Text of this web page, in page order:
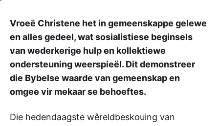
Vroeë Christene het in gemeenskappe gelewe
en alles gedeel, wat sosialistiese beginsels
van wederkerige hulp en kollektiewe
ondersteuning weerspieël. Dit demonstreer
die Bybelse waarde van gemeenskap en
omgee vir mekaar se behoeftes.
Die hedendaagste wêreldbeskouing van